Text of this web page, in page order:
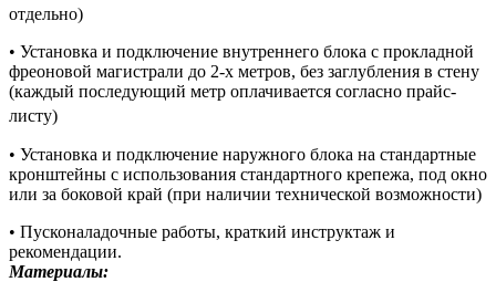
отдельно)
• Установка и подключение внутреннего блока с прокладной
фреоновой магистрали до 2-х метров, без заглубления в стену
(каждый последующий метр оплачивается согласно прайс-
листу)
• Установка и подключение наружного блока на стандартные
кронштейны с использования стандартного крепежа, под окно
или за боковой край (при наличии технической возможности)
• Пусконаладочные работы, краткий инструктаж и
рекомендации.
Материалы: